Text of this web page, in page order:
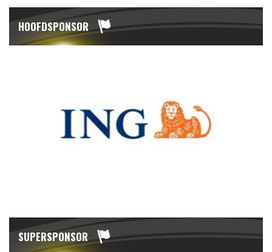
HOOFDSPONSOR
SUPERSPONSOR